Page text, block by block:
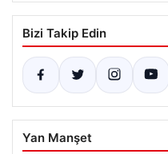
Bizi Takip Edin
Yan Manşet